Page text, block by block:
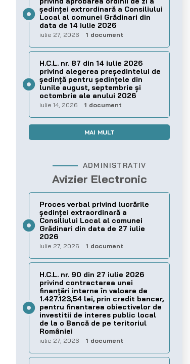
şedinţei extrordinară a Consiliului
Local al comunei Grădinari din
data de 14 iulie 2026
iulie 27, 2026 1 document
H.C.L. nr. 87 din 14 iulie 2026
privind alegerea preşedintelui de
şedinţă pentru ședințele din
lunile august, septembrie și
octombrie ale anului 2026
iulie 14, 2026 1 document
MAI MULT
ADMINISTRATIV
Avizier Electronic
Proces verbal privind lucrările
ședinței extraordinară a
Consiliului Local al comunei
Grădinari din data de 27 iulie
2026
iulie 27, 2026 1 document
H.C.L. nr. 90 din 27 iulie 2026
privind contractarea unei
finanțări interne în valoare de
1.427.123,54 lei, prin credit bancar,
pentru finantarea obiectivelor de
investitii de interes public local
de la o Bancă de pe teritoriul
României
iulie 27, 2026 1 document